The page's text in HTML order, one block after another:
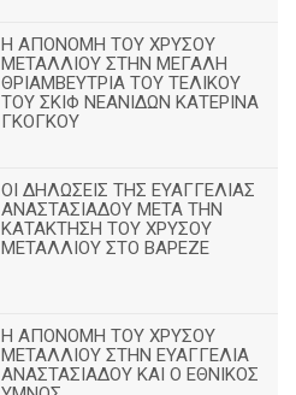
Η ΑΠΟΝΟΜΗ ΤΟΥ ΧΡΥΣΟΥ
ΜΕΤΑΛΛΙΟΥ ΣΤΗΝ ΜΕΓΑΛΗ
ΘΡΙΑΜΒΕΥΤΡΙΑ ΤΟΥ ΤΕΛΙΚΟΥ
ΤΟΥ ΣΚΙΦ ΝΕΑΝΙΔΩΝ ΚΑΤΕΡΙΝΑ
ΓΚΟΓΚΟΥ
ΟΙ ΔΗΛΩΣΕΙΣ ΤΗΣ ΕΥΑΓΓΕΛΙΑΣ
ΑΝΑΣΤΑΣΙΑΔΟΥ ΜΕΤΑ ΤΗΝ
ΚΑΤΑΚΤΗΣΗ ΤΟΥ ΧΡΥΣΟΥ
ΜΕΤΑΛΛΙΟΥ ΣΤΟ ΒΑΡΕΖΕ
Η ΑΠΟΝΟΜΗ ΤΟΥ ΧΡΥΣΟΥ
ΜΕΤΑΛΛΙΟΥ ΣΤΗΝ ΕΥΑΓΓΕΛΙΑ
ΑΝΑΣΤΑΣΙΑΔΟΥ ΚΑΙ Ο ΕΘΝΙΚΟΣ